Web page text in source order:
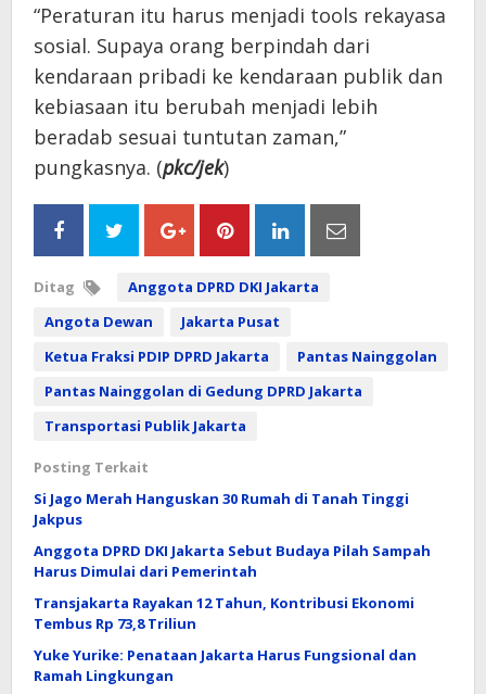
“Peraturan itu harus menjadi tools rekayasa
sosial. Supaya orang berpindah dari
kendaraan pribadi ke kendaraan publik dan
kebiasaan itu berubah menjadi lebih
beradab sesuai tuntutan zaman,”
pungkasnya. (pkc/jek)
Ditag
Anggota DPRD DKI Jakarta
Angota Dewan
Jakarta Pusat
Ketua Fraksi PDIP DPRD Jakarta
Pantas Nainggolan
Pantas Nainggolan di Gedung DPRD Jakarta
Transportasi Publik Jakarta
Posting Terkait
Si Jago Merah Hanguskan 30 Rumah di Tanah Tinggi
Jakpus
Anggota DPRD DKI Jakarta Sebut Budaya Pilah Sampah
Harus Dimulai dari Pemerintah
Transjakarta Rayakan 12 Tahun, Kontribusi Ekonomi
Tembus Rp 73,8 Triliun
Yuke Yurike: Penataan Jakarta Harus Fungsional dan
Ramah Lingkungan